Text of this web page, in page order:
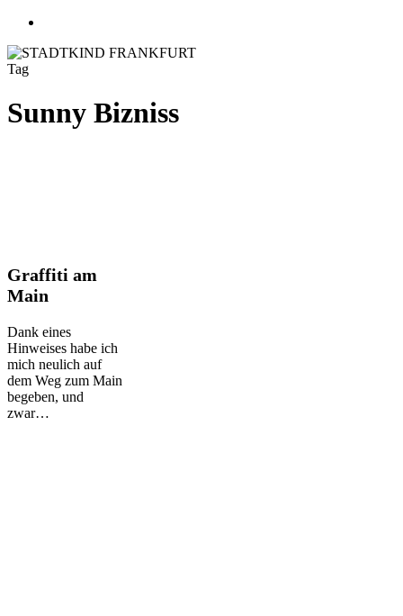
Tag
Sunny Bizniss
Graffiti
am
Main
Graffiti am
Main
Dank eines
Hinweises habe ich
mich neulich auf
dem Weg zum Main
begeben, und
zwar…